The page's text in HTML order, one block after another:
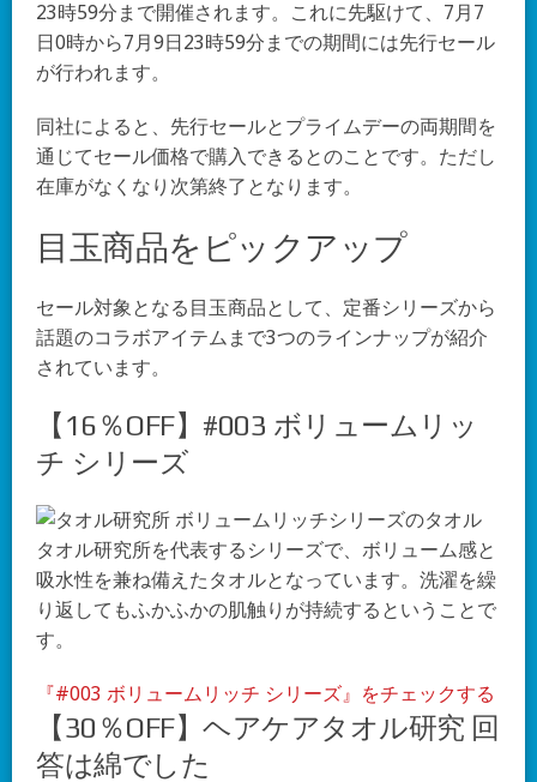
23時59分まで開催されます。これに先駆けて、7月7
日0時から7月9日23時59分までの期間には先行セール
が行われます。
同社によると、先行セールとプライムデーの両期間を
通じてセール価格で購入できるとのことです。ただし
在庫がなくなり次第終了となります。
目玉商品をピックアップ
セール対象となる目玉商品として、定番シリーズから
話題のコラボアイテムまで3つのラインナップが紹介
されています。
【16％OFF】#003 ボリュームリッ
チ シリーズ
タオル研究所を代表するシリーズで、ボリューム感と
吸水性を兼ね備えたタオルとなっています。洗濯を繰
り返してもふかふかの肌触りが持続するということで
す。
『#003 ボリュームリッチ シリーズ』をチェックする
【30％OFF】ヘアケアタオル研究 回
答は綿でした